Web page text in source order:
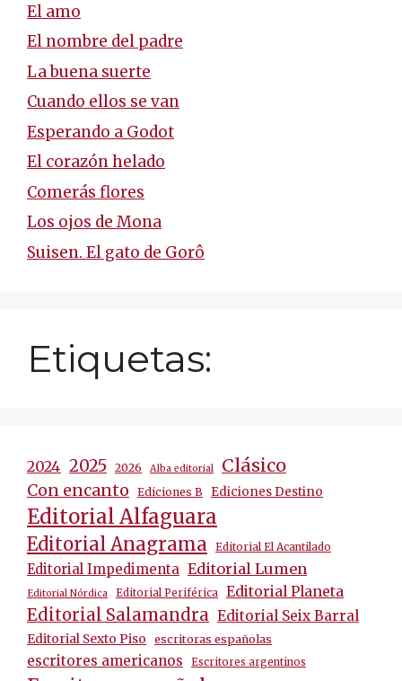
El amo
El nombre del padre
La buena suerte
Cuando ellos se van
Esperando a Godot
El corazón helado
Comerás flores
Los ojos de Mona
Suisen. El gato de Gorô
Etiquetas:
2024 2025 2026 Alba editorial Clásico
Con encanto Ediciones B Ediciones Destino
Editorial Alfaguara
Editorial Anagrama Editorial El Acantilado
Editorial Impedimenta Editorial Lumen
Editorial Nórdica Editorial Periférica Editorial Planeta
Editorial Salamandra Editorial Seix Barral
Editorial Sexto Piso escritoras españolas
escritores americanos Escritores argentinos